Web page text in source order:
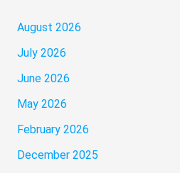
August 2026
July 2026
June 2026
May 2026
February 2026
December 2025